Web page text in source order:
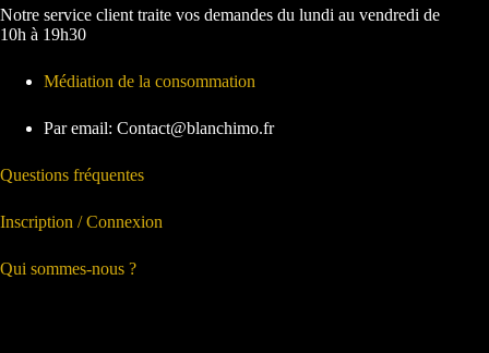
Notre service client traite vos demandes du lundi au vendredi de
10h à 19h30
Médiation de la consommation
Par email: Contact@blanchimo.fr
Questions fréquentes
Inscription / Connexion
Qui sommes-nous ?